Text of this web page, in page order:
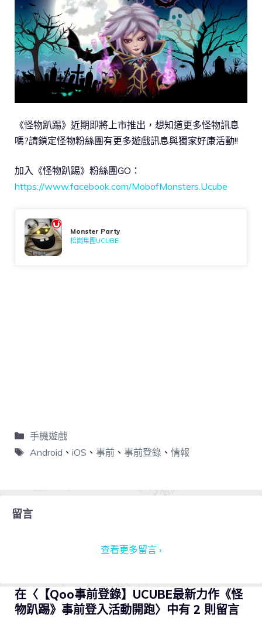
《怪物趴踢》近期即將上市推出，想知道更多怪物訊息
嗎?請鎖定怪物粉絲團有更多遊戲訊息與獨家好康活動!!
加入《怪物趴踢》粉絲團GO：
https://www.facebook.com/MobofMonsters.Ucube
Monster Party
松崗集團UCUBE
手機遊戲
Android 、 iOS 、 事前、 事前登錄、 情報
留言
查看更多留言 ›
在〈【Qoo事前登錄】UCUBE最新力作《怪
物趴踢》事前登入活動開跑〉中有 2 則留言